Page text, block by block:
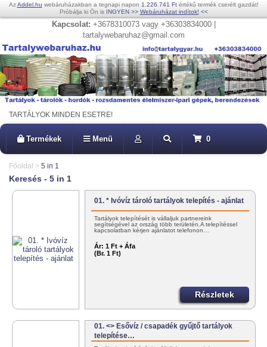
AzAddel.hu webáruházakban a tegnapi napon 1.226.741 Ftértékű termék cserélt gazdát!
Próbálja ki Ön is INGYEN >> Webáruházat indítok! <<
Kapcsolat: +3678310073 vagy +36303834000 |
tartalywebaruhaz@gmail.com
TARTÁLYOK MINDEN ESETRE!
Termékek Menü 0
Főoldal > 5 in 1
Keresés - 5 in 1
01. * Ivóvíz tároló tartályok telepítés - ajánlat
Tartályok telepítését is vállaljuk partnereink
segítségével az ország több területén.A telepítéssel
kapcsolatban kérjen ajánlatot telefonon…
Ár: 1 Ft + Áfa
(Br. 1 Ft)
Részletek
01. <> Esővíz / csapadék gyűjtő tartályok
telepítése…